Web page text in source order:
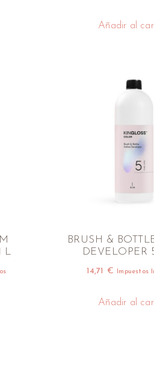
Añadir al
L
BRUSH &
DEVELOPER
14,71 € Impuestos
Añadir al